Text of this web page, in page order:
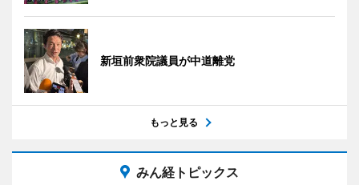
新垣前衆院議員が中道離党
もっと見る
みん経トピックス